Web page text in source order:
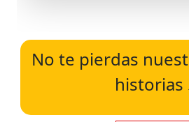
No te pierdas
historias